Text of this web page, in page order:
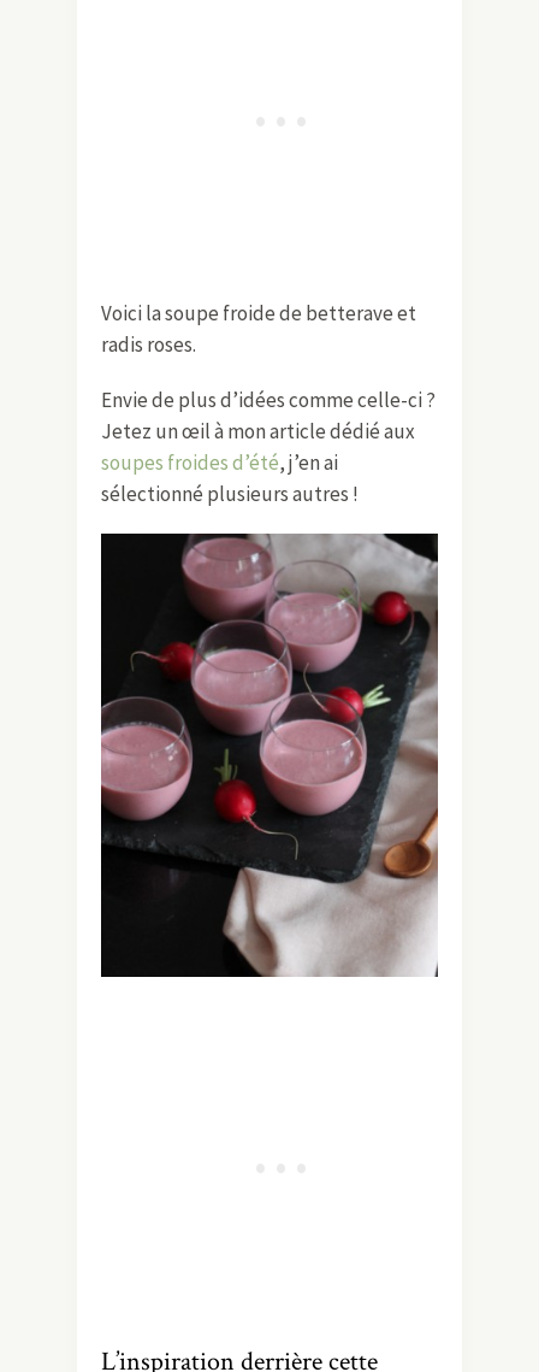
Voici la soupe froide de betterave et
radis roses.
Envie de plus d’idées comme celle-ci ?
Jetez un œil à mon article dédié aux
soupes froides d’été, j’en ai
sélectionné plusieurs autres !
L’inspiration derrière cette